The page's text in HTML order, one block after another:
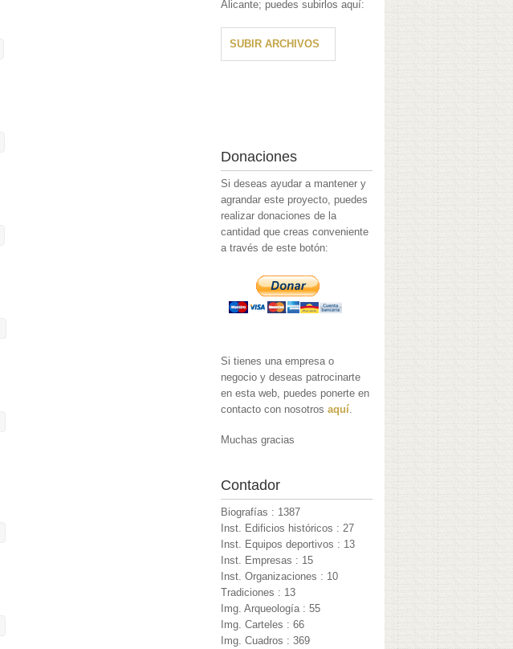
Alicante; puedes subirlos aquí:
SUBIR ARCHIVOS
Donaciones
Si deseas ayudar a mantener y
agrandar este proyecto, puedes
realizar donaciones de la
cantidad que creas conveniente
a través de este botón:
Si tienes una empresa o
negocio y deseas patrocinarte
en esta web, puedes ponerte en
contacto con nosotrosaquí.
Muchas gracias
Contador
Biografías : 1387
Inst. Edificios históricos : 27
Inst. Equipos deportivos : 13
Inst. Empresas : 15
Inst. Organizaciones : 10
Tradiciones : 13
Img. Arqueología : 55
Img. Carteles : 66
Img. Cuadros : 369